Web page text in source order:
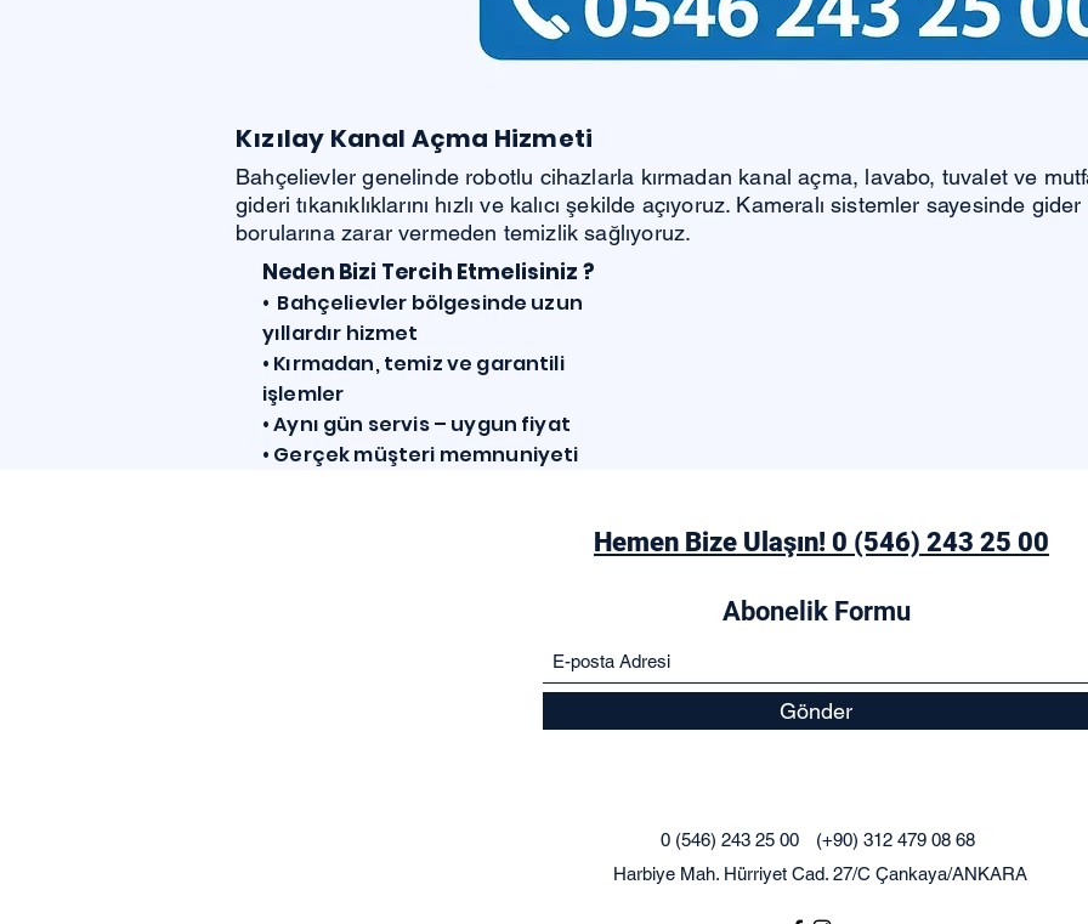
Kızılay Kanal Açma Hizmeti
Bahçelievler genelinde robotlu cihazlarla kırmadan kanal açma, lavabo, tuvalet ve
gideri tıkanıklıklarını hızlı ve kalıcı şekilde açıyoruz. Kameralı sistemler sayesinde gider
borularına zarar vermeden temizlik sağlıyoruz.
Neden Bizi Tercih Etmelisiniz ?
• Bahçelievler bölgesinde uzun
yıllardır hizmet
• Kırmadan, temiz ve garantili
işlemler
• Aynı gün servis – uygun fiyat
• Gerçek müşteri memnuniyeti
Hemen Bize Ulaşın! 0 (546) 243 25 00
Abonelik Formu
Gönder
0 (546) 243 25 00
(+90) 312 479 08 68
Harbiye Mah. Hürriyet Cad. 27/C Çankaya/ANKARA